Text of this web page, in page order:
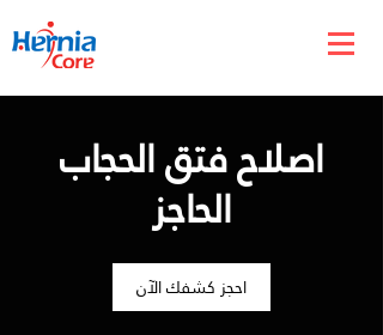
اصلاح فتق الحجاب
الحاجز
احجز كشفك الآن